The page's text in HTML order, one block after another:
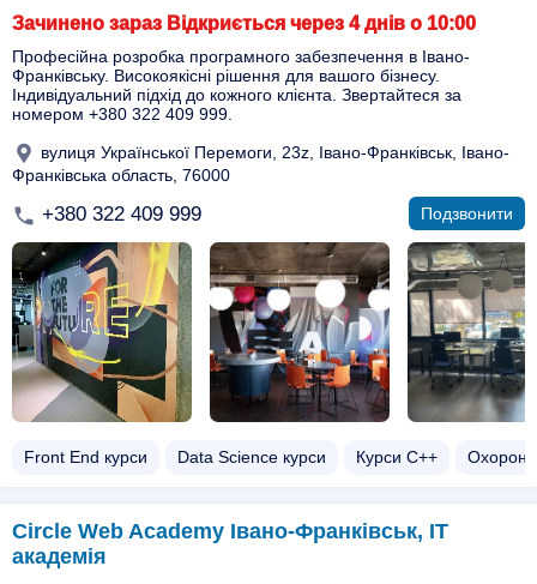
Зачинено зараз Відкриється через 4 днів о 10:00
Професійна розробка програмного забезпечення в Івано-
Франківську. Високоякісні рішення для вашого бізнесу.
Індивідуальний підхід до кожного клієнта. Звертайтеся за
номером +380 322 409 999.
вулиця Української Перемоги, 23z, Івано-Франківськ, Івано-
Франківська область, 76000
+380 322 409 999 Подзвонити
Front End курси Data Science курси Курси C++
Circle Web Academy Івано-Франківськ, ІТ
академія